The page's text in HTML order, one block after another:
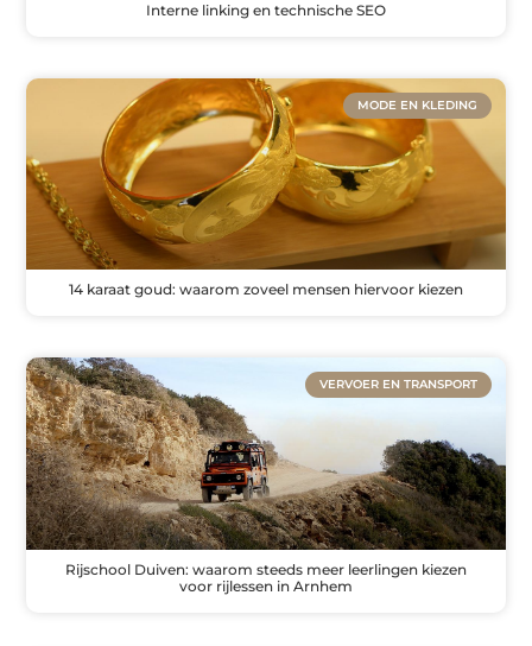
Interne linking en technische SEO
MODE EN KLEDING
14 karaat goud: waarom zoveel mensen hiervoor kiezen
VERVOER EN TRANSPORT
Rijschool Duiven: waarom steeds meer leerlingen kiezen
voor rijlessen in Arnhem